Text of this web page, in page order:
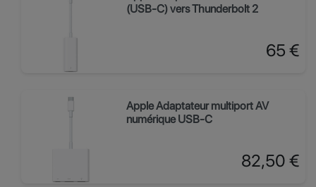
(USB-C) vers Thunderbolt 2
Prix
65 €
Apple Adaptateur multiport AV
numérique USB‑C
Prix
82,50 €